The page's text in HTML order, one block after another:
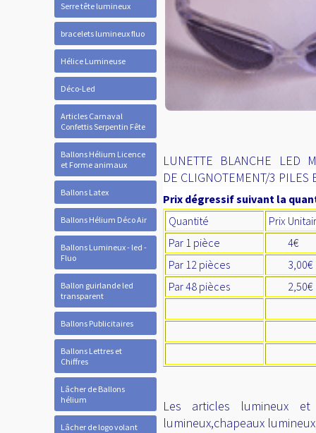
Serre tête lumineux
bracelets lumineux fluo
Hélice Lumineuse
Déco-Led
Articles Carnaval
Confettis Serpentin Fête
Ballons Hélium Licence
et Forme animaux
Ballons Latex
Ballons Hélium Déco Air
Ballons Lumineux - led -
Fluo
Ballon guirlande led
transparent
Ballons Publicitaires
Ballons Lettres et
Chiffres
Lâcher de Ballons
hélium
Lâcher de logo volant
LUNETTE BLANCHE LED
DE CLIGNOTEMENT/3
Prix dégressif suivant la
Quantité
Prix
Par 1 pièce
4€
Par 12 pièces
Par 48 pièces
2,50€
Les articles lumineux et
lumineux,chapeaux